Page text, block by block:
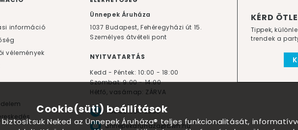
KÉRD
Tippek,
trendek a
információ
vélemények
Ünnepek Áruháza
1037 Budapest, Fehéregyházi út 15.
Személyes átvételi pont
NYITVATARTÁS
Kedd - Péntek: 10:00 - 18:00
Szombat: 9:00 - 14:00
Hétfő, vasárnap: ZÁRVA
+36 30 984 6955
unnepekaruhaza@bwh.hu
Cookie(süti) beállítások
Neked az Ünnepek Áruháza® teljes funkcionalitását,